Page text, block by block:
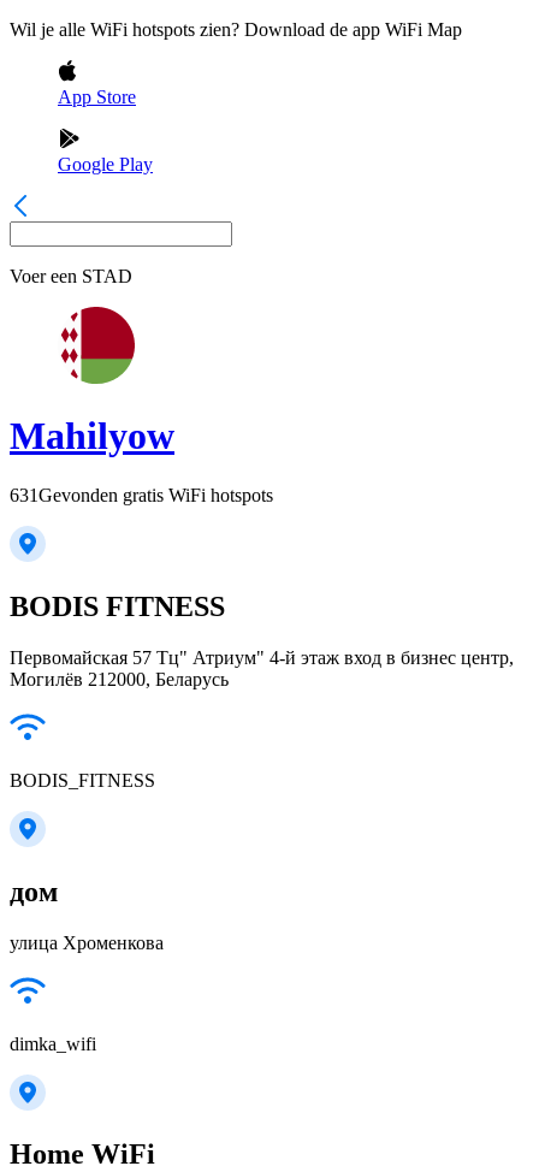
Wil je alle WiFi hotspots zien? Download de app WiFi Map
App Store
Google Play
Voer een STAD
Mahilyow
631Gevonden gratis WiFi hotspots
BODIS FITNESS
Первомайская 57 Тц" Атриум" 4-й этаж вход в бизнес центр,
Могилёв 212000, Беларусь
BODIS_FITNESS
дом
улица Хроменкова
dimka_wifi
Home WiFi